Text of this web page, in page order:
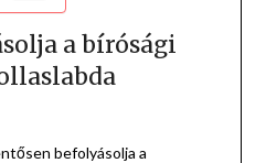
a bírósági
befolyásolja a